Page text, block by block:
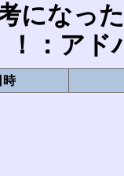
になっ
：アド
時